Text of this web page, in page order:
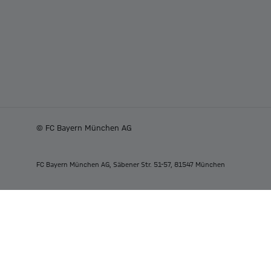
© FC Bayern München AG
FC Bayern München AG, Säbener Str. 51-57, 81547 München